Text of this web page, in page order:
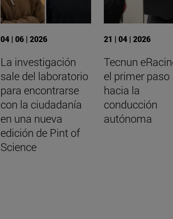
04 | 06 | 2026
La investigación
sale del laboratorio
para encontrarse
con la ciudadanía
en una nueva
edición de Pint of
Science
21 | 04 | 2026
Tecnun
el primer paso
hacia la
conducción
autónoma